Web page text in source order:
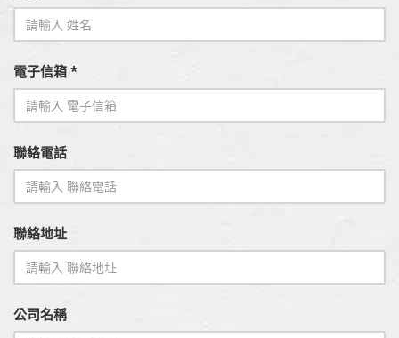
電子信箱 *
聯絡電話
聯絡地址
公司名稱